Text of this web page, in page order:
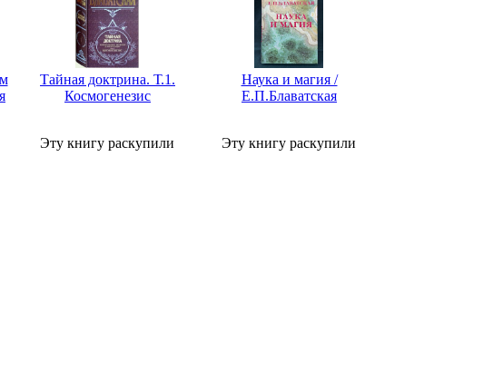
Тайная доктрина. Т.1.
Космогенезис
Эту книгу раскупили
Наука и магия /
Е.П.Блаватская
Эту книгу раскупили